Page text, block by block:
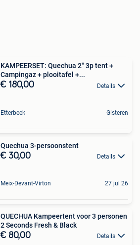
KAMPEERSET: Quechua 2" 3p tent +
Campingaz + plooitafel +...
€ 180,00 Details
Etterbeek Gisteren
Quechua 3-persoonstent
€ 30,00 Details
Meix-Devant-Virton 27 jul 26
QUECHUA Kampeertent voor 3 personen
2 Seconds Fresh & Black
€ 80,00 Details